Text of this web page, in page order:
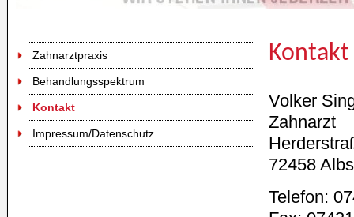
Zahnarztpraxis
Behandlungsspektrum
Kontakt
Impressum/Datenschutz
Kontakt
Volker
Zahnarzt
72458
Telefon: